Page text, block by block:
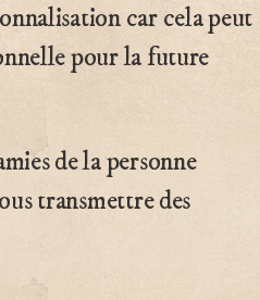
car cela peut
pour la future
de la personne
transmettre des